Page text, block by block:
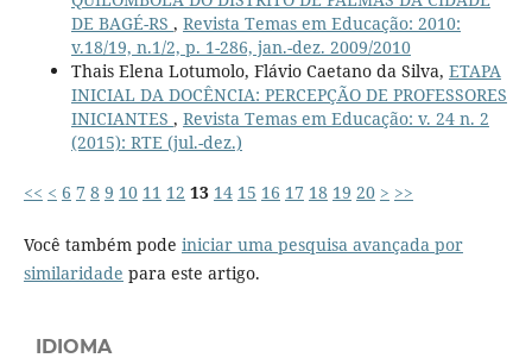
DE BAGÉ-RS , Revista Temas em Educação: 2010:
v.18/19, n.1/2, p. 1-286, jan.-dez. 2009/2010
Thais Elena Lotumolo, Flávio Caetano da Silva, ETAPA
INICIAL DA DOCÊNCIA: PERCEPÇÃO DE PROFESSORES
INICIANTES , Revista Temas em Educação: v. 24 n. 2
(2015): RTE (jul.-dez.)
<< < 6 7 8 9 10 11 12 13 14 15 16 17 18 19 20 > >>
Você também pode iniciar uma pesquisa avançada por
similaridade para este artigo.
IDIOMA